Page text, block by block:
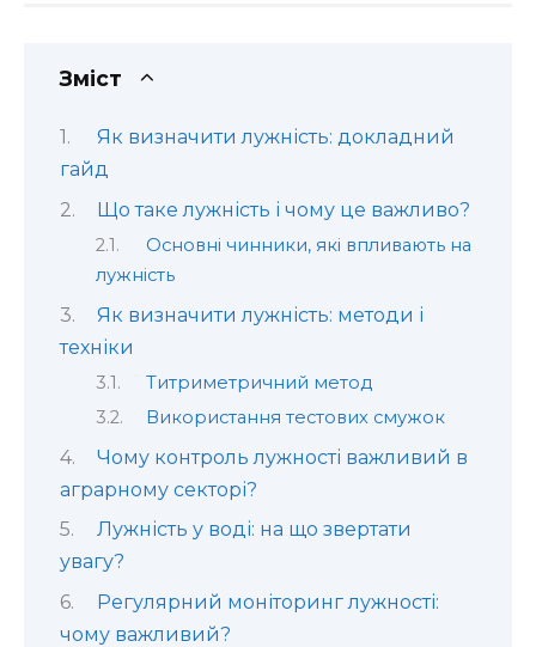
Зміст
Як визначити лужність: докладний
гайд
Що таке лужність і чому це важливо?
Основні чинники, які впливають на
лужність
Як визначити лужність: методи і
техніки
Титриметричний метод
Використання тестових смужок
Чому контроль лужності важливий в
аграрному секторі?
Лужність у воді: на що звертати
увагу?
Регулярний моніторинг лужності:
чому важливий?